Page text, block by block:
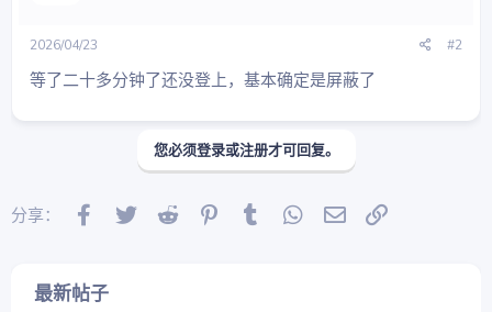
2026/04/23 #2
等了二十多分钟了还没登上，基本确定是屏蔽了
您必须登录或注册才可回复。
分享： Facebook
Twitter Reddit PinterestTumblr WhatsApp
邮件
最新帖子